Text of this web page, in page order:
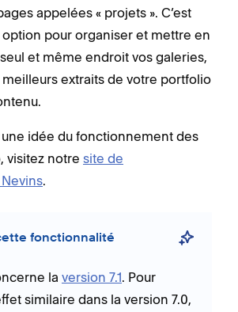
appelées « projets ». C’est
pour organiser et mettre en
et même endroit vos galeries,
extraits de votre portfolio
une idée du fonctionnement des
visitez notre site de
.
fonctionnalité
la version 7.1. Pour
similaire dans la version 7.0,